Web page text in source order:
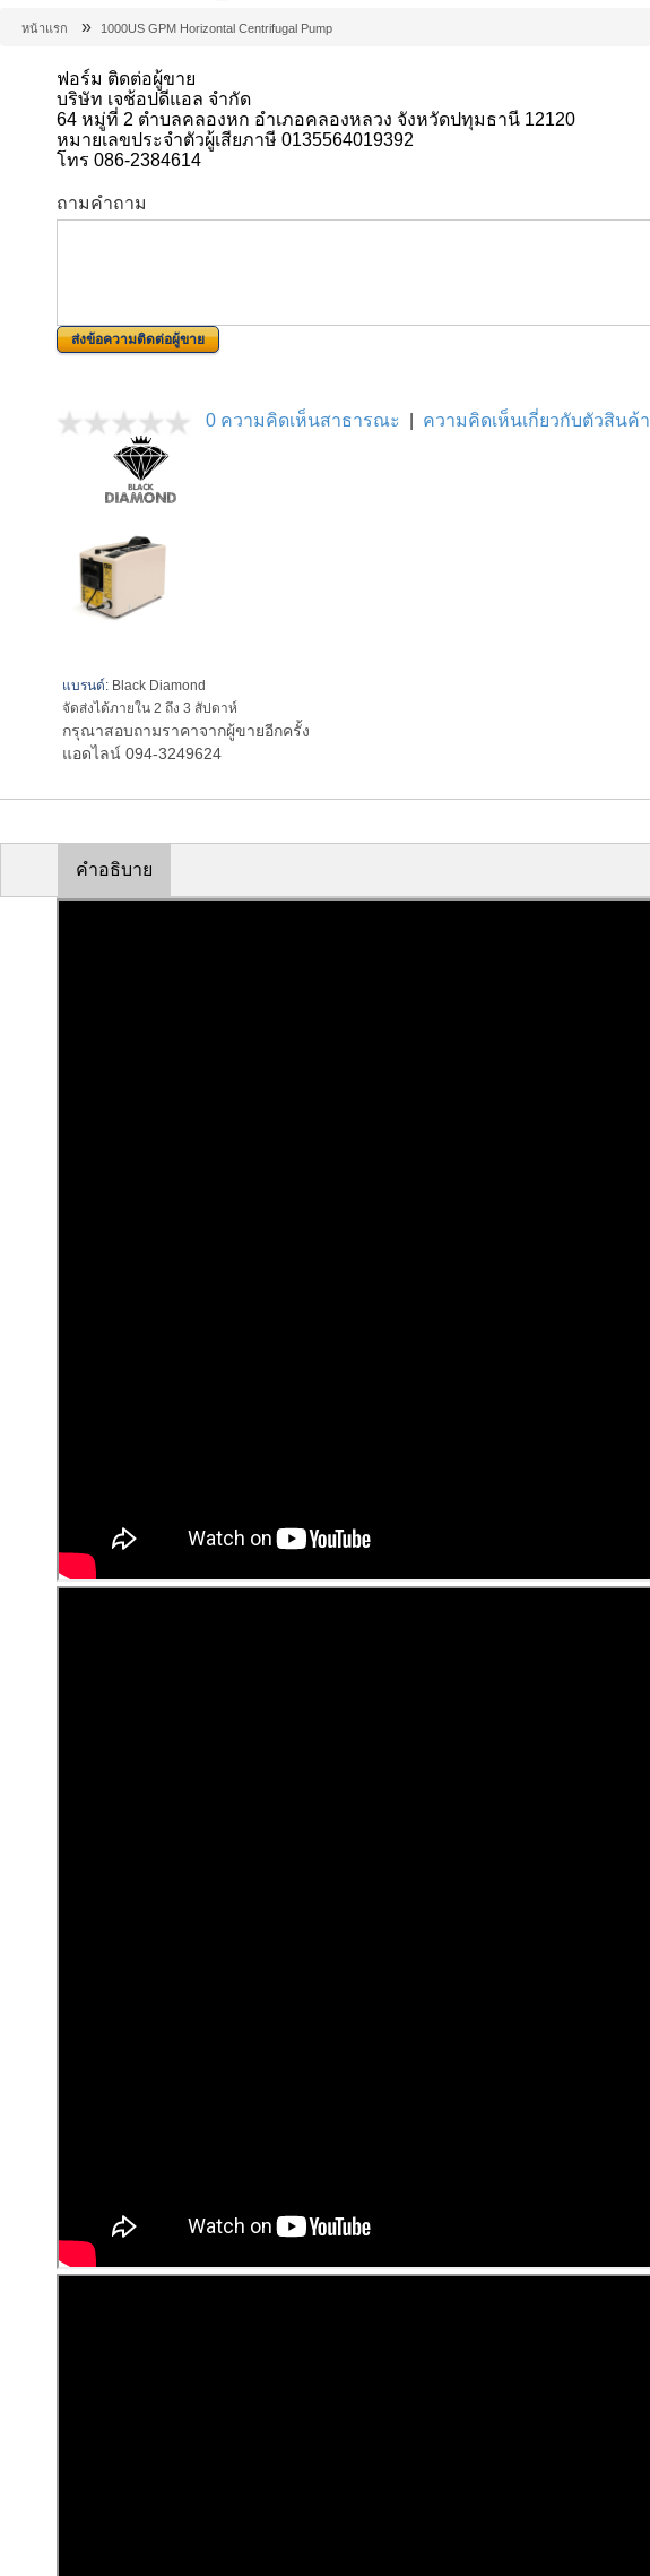
หน้าแรก » 1000US GPM Horizontal Centrifugal Pump
ฟอร์ม ติดต่อผู้ขาย
บริษัท เจช้อปดีแอล จำกัด
64 หมู่ที่ 2 ตำบลคลองหก อำเภอคลองหลวง จังหวัดปทุมธานี 12120
หมายเลขประจำตัวผู้เสียภาษี 0135564019392
โทร 086-2384614
ถามคำถาม
ส่งข้อความติดต่อผู้ขาย
0 ความคิดเห็นสาธารณะ ความคิดเห็นเกี่ยวกับตัวสินค้า
แบรนด์: Black Diamond
จัดส่งได้ภายใน 2 ถึง 3 สัปดาห์
กรุณาสอบถามราคาจากผู้ขายอีกครั้ง
แอดไลน์ 094-3249624
คำอธิบาย